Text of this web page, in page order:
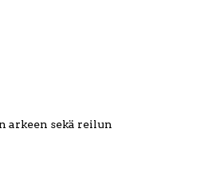
arkeen sekä reilun